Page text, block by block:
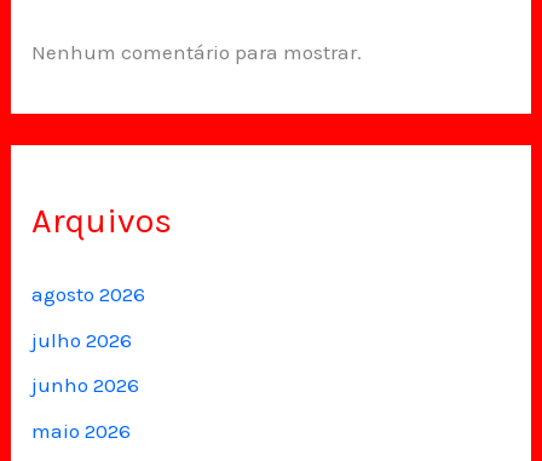
Nenhum comentário para mostrar.
Arquivos
agosto 2026
julho 2026
junho 2026
maio 2026